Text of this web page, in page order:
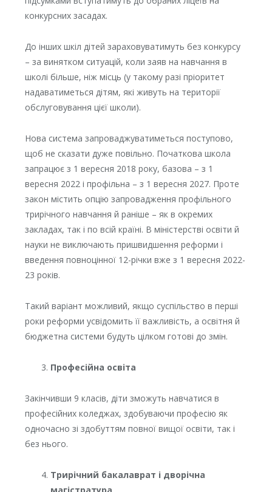
конкурсних засадах.
До інших шкіл дітей зараховуватимуть без конкурсу
– за винятком ситуацій, коли заяв на навчання в
школі більше, ніж місць (у такому разі пріоритет
надаватиметься дітям, які живуть на території
обслуговування цієї школи).
Нова система запроваджуватиметься поступово,
щоб не сказати дуже повільно. Початкова школа
запрацює з 1 вересня 2018 року, базова – з 1
вересня 2022 і профільна – з 1 вересня 2027. Проте
закон містить опцію запровадження профільного
трирічного навчання й раніше – як в окремих
закладах, так і по всій країні. В міністерстві освіти й
науки не виключають пришвидшення реформи і
введення повноцінної 12-річки вже з 1 вересня 2022-
23 років.
Такий варіант можливий, якщо суспільство в перші
роки реформи усвідомить її важливість, а освітня й
бюджетна системи будуть цілком готові до змін.
Професійна освіта
Закінчивши 9 класів, діти зможуть навчатися в
професійних коледжах, здобуваючи професію як
одночасно зі здобуттям повної вищої освіти, так і
без нього.
Трирічний бакалаврат і дворічна
магістратура